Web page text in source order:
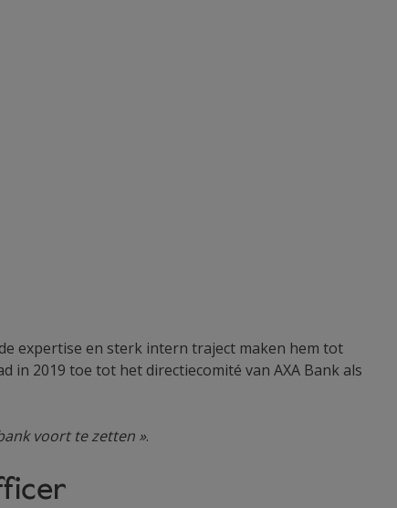
expertise en sterk intern traject maken hem tot
in 2019 toe tot het directiecomité van AXA Bank als
voort te zetten ».